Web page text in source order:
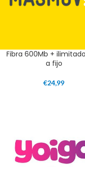
Fibra 600Mb +
a fijo
€24,99